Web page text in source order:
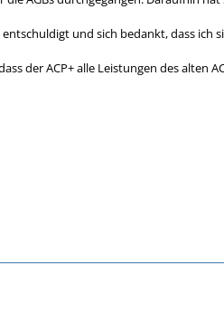
und sich bedankt, dass ich
der ACP+ alle Leistungen des alten